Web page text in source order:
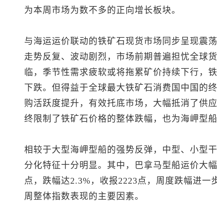
为本周市场为数不多的正向增长板块。
与海运运价联动的铁矿石现货市场同步呈现震
走势反复、波动剧烈，市场前期普遍担忧全球
临，季节性需求疲软或将拖累矿价持续下行，
下跌。但得益于全球最大铁矿石消费国中国的
购活跃度提升，有效托底市场，大幅抵消了供
终限制了铁矿石价格的整体跌幅，也为海岬型
相较于大型海岬型船的强势反弹，中型、小型
分化特征十分明显。其中，巴拿马型船运价大
点，跌幅达2.3%，收报2223点，周度跌幅进
周整体指数表现的主要因素。